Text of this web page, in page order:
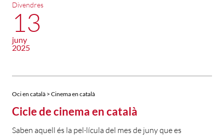
Divendres
13
juny
2025
Oci en català > Cinema en català
Cicle de cinema en català
Saben aquell és la pel·lícula del mes de juny que es